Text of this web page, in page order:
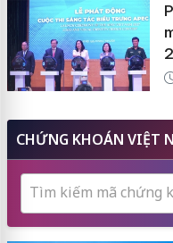
CHỨNG KHOÁN VIỆT
Tìm kiếm mã chứng